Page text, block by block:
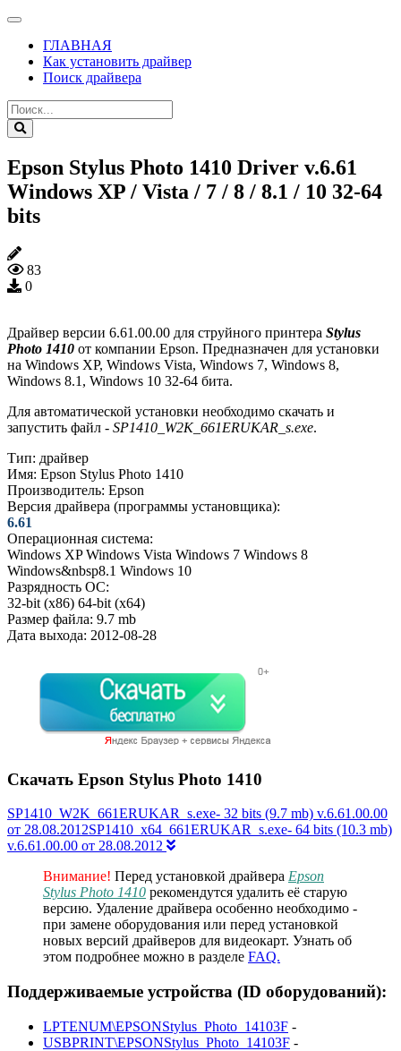
ГЛАВНАЯ
Как установить драйвер
Поиск драйвера
Epson Stylus Photo 1410 Driver v.6.61
Windows XP / Vista / 7 / 8 / 8.1 / 10 32-64
bits
83
0
Драйвер версии 6.61.00.00 для струйного принтера Stylus
Photo 1410 от компании Epson. Предназначен для установки
на Windows XP, Windows Vista, Windows 7, Windows 8,
Windows 8.1, Windows 10 32-64 бита.
Для автоматической установки необходимо скачать и
запустить файл - SP1410_W2K_661ERUKAR_s.exe.
Тип: драйвер
Имя: Epson Stylus Photo 1410
Производитель: Epson
Версия драйвера (программы установщика):
6.61
Операционная система:
Windows XP Windows Vista Windows 7 Windows 8
Windows&nbsp8.1 Windows 10
Разрядность ОС:
32-bit (x86) 64-bit (x64)
Размер файла: 9.7 mb
Дата выхода: 2012-08-28
Скачать Epson Stylus Photo 1410
SP1410_W2K_661ERUKAR_s.exe- 32 bits (9.7 mb) v.6.61.00.00
от 28.08.2012SP1410_x64_661ERUKAR_s.exe- 64 bits (10.3 mb)
v.6.61.00.00 от 28.08.2012
Внимание! Перед установкой драйвера Epson
Stylus Photo 1410 рекомендутся удалить её старую
версию. Удаление драйвера особенно необходимо -
при замене оборудования или перед установкой
новых версий драйверов для видеокарт. Узнать об
этом подробнее можно в разделе FAQ.
Поддерживаемые устройства (ID оборудований):
LPTENUM\EPSONStylus_Photo_14103F -
USBPRINT\EPSONStylus_Photo_14103F -